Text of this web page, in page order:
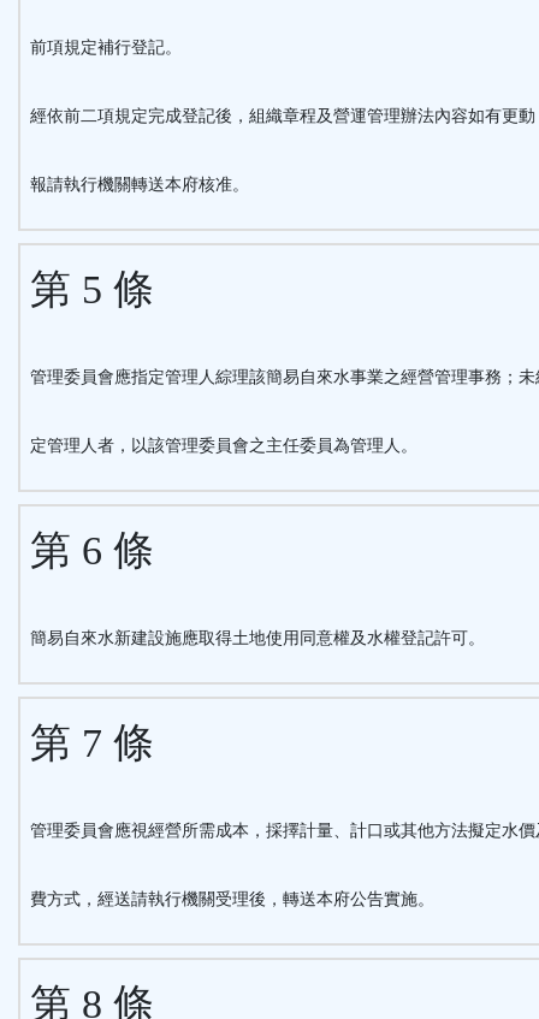
前項規定補行登記。
經依前二項規定完成登記後，組織章程及營運管理辦法內容如有更動
報請執行機關轉送本府核准。
第 5 條
管理委員會應指定管理人綜理該簡易自來水事業之經營管理事務；未
定管理人者，以該管理委員會之主任委員為管理人。
第 6 條
簡易自來水新建設施應取得土地使用同意權及水權登記許可。
第 7 條
管理委員會應視經營所需成本，採擇計量、計口或其他方法擬定水價
費方式，經送請執行機關受理後，轉送本府公告實施。
第 8 條